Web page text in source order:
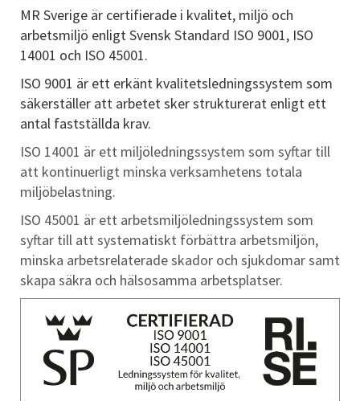
MR Sverige är certifierade i kvalitet, miljö och
arbetsmiljö enligt Svensk Standard ISO 9001, ISO
14001 och ISO 45001.
ISO 9001 är ett erkänt kvalitetsledningssystem som
säkerställer att arbetet sker strukturerat enligt ett
antal fastställda krav.
ISO 14001 är ett miljöledningssystem som syftar till
att kontinuerligt minska verksamhetens totala
miljöbelastning.
ISO 45001 är ett arbetsmiljöledningssystem som
syftar till att systematiskt förbättra arbetsmiljön,
minska arbetsrelaterade skador och sjukdomar samt
skapa säkra och hälsosamma arbetsplatser.